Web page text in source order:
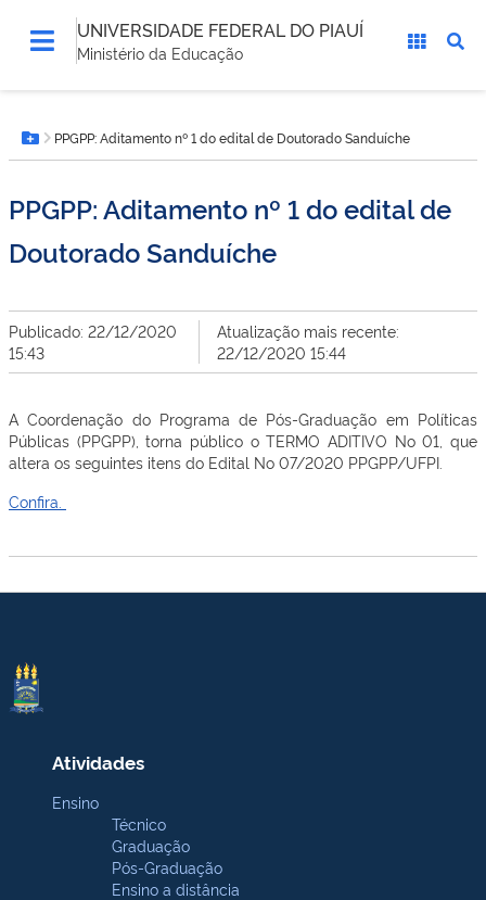
UNIVERSIDADE FEDERAL DO PIAUÍ
Ministério da Educação
está
aqui:Botão Menu
PPGPP: Aditamento nº 1 do edital de Doutorado Sanduíche
PPGPP: Aditamento nº 1 do edital de
Doutorado Sanduíche
Publicado: 22/12/2020
15:43
Atualização mais recente:
22/12/2020 15:44
A Coordenação do Programa de Pós-Graduação em Políticas
Públicas (PPGPP), torna público o TERMO ADITIVO No 01, que
altera os seguintes itens do Edital No 07/2020 PPGPP/UFPI.
Confira.
Atividades
Ensino
Técnico
Graduação
Pós-Graduação
Ensino a distância